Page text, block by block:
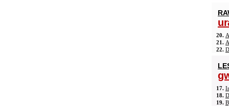
20.
21.
22.
17.
18.
19.